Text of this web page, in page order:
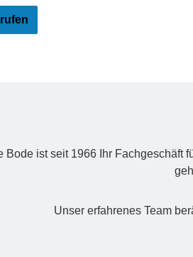
Bode ist seit 1966 Ihr Fachgeschäft
Unser erfahrenes Team